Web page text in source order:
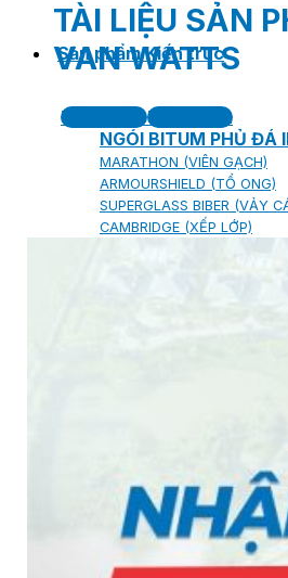
Sản phẩm Kiến trúc
NGÓI BITUM PHỦ ĐÁ
MARATHON (VIÊN GẠCH)
ARMOURSHIELD (TỔ ONG)
SUPERGLASS BIBER (VẢY
CAMBRIDGE (XẾP LỚP)
NGÓI THÉP PHỦ ĐÁ
CLASSIC
HERITAGE
MILANO
TÀI LIỆU SẢN
VAN WATTS
Tiếng Việt Tiếng Anh